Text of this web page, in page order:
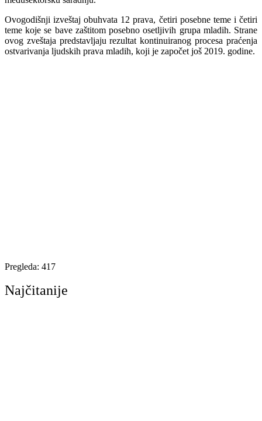
Ovogodišnji izveštaj obuhvata 12 prava, četiri posebne teme i četiri
teme koje se bave zaštitom posebno osetljivih grupa mladih. Strane
ovog zveštaja predstavljaju rezultat kontinuiranog procesa praćenja
ostvarivanja ljudskih prava mladih, koji je započet još 2019. godine.
Pregleda: 417
Najčitanije